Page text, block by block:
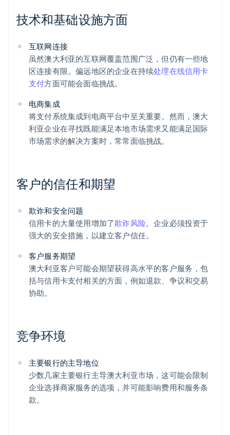
技术和基础设施方面
互联网连接
虽然澳大利亚的互联网覆盖范围广泛，但仍有一些地
区连接有限。偏远地区的企业在持续处理在线信用卡
支付方面可能会面临挑战。
电商集成
将支付系统集成到电商平台中至关重要。然而，澳大
利亚企业在寻找既能满足本地市场需求又能满足国际
市场需求的解决方案时，常常面临挑战。
客户的信任和期望
欺诈和安全问题
信用卡的大量使用增加了欺诈风险。企业必须投资于
强大的安全措施，以建立客户信任。
客户服务期望
澳大利亚客户可能会期望获得高水平的客户服务，包
括与信用卡支付相关的方面，例如退款、争议和交易
协助。
竞争环境
主要银行的主导地位
少数几家主要银行主导澳大利亚市场，这可能会限制
企业选择商家服务的选项，并可能影响费用和服务条
款。